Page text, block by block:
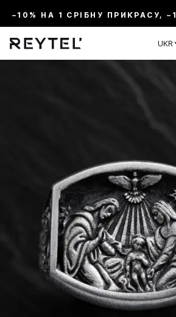
–10% НА 1 СРІБНУ ПРИКРАСУ,
UKR